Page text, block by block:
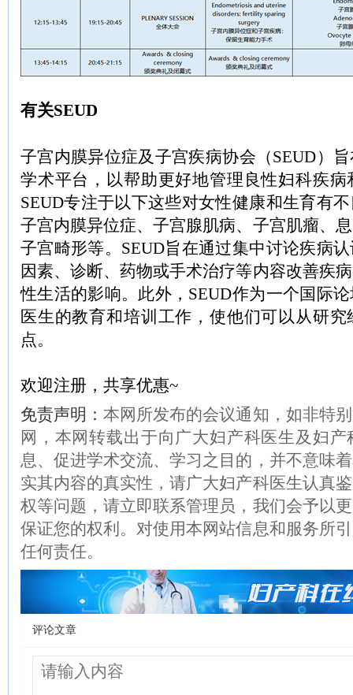
有关SEUD
子宫内膜异位症及子宫疾病协会（SEUD）
学术平台，以帮助更好地管理良性妇科疾
SEUD专注于以下这些对女性健康和生育有
子宫内膜异位症、子宫腺肌病、子宫肌瘤、
子宫畸形等。SEUD旨在通过集中讨论疾病
因素、诊断、药物或手术治疗等内容改善疾
性生活的影响。此外，SEUD作为一个国际
医生的教育和培训工作，使他们可以从研
点。
欢迎注册，共享优惠~
免责声明：本网所发布的会议通知，如非特
网，本网转载出于向广大妇产科医生及妇
息、促进学术交流、学习之目的，并不意味
实其内容的真实性，请广大妇产科医生认真
权等问题，请立即联系管理员，我们会予以
保证您的权利。对使用本网站信息和服务所
任何责任。
评论文章